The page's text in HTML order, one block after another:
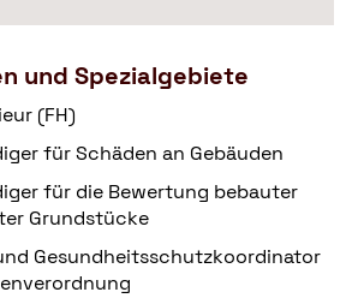
und Spezialgebiete
(FH)
für Schäden an Gebäuden
für die Bewertung bebauter
Grundstücke
Gesundheitsschutzkoordinator